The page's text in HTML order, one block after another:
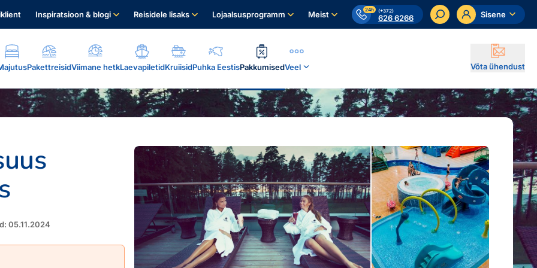
Inspiratsioon & blogi Reisidele lisaks Lojaalsusprogramm Meist 24h (+372)
626 6266 Sisene
PakettreisidViimane hetkLaevapiletidKruiisidPuhka EestisPakkumisedVeel Võta ühendust
05.11.2024